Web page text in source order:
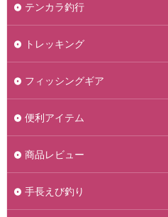
テンカラ釣行
トレッキング
フィッシングギア
便利アイテム
商品レビュー
手長えび釣り